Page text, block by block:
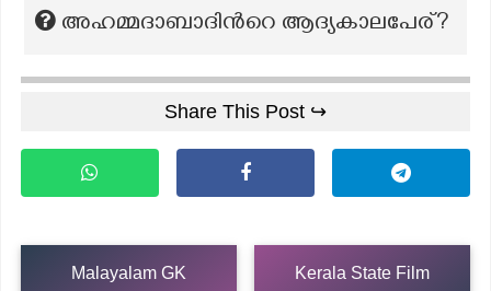
അഹമ്മദാബാദിന്‍റെ ആദ്യകാലപേര്?
Share This Post ↪
Malayalam GK Kerala State Film